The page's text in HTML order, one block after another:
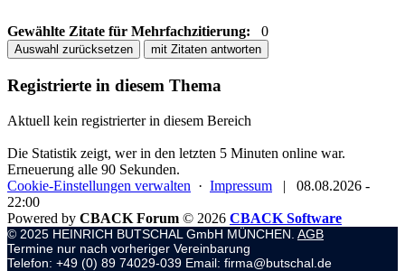
Gewählte Zitate für Mehrfachzitierung: 0
Auswahl zurücksetzen mit Zitaten antworten
Registrierte in diesem Thema
Aktuell kein registrierter in diesem Bereich
Die Statistik zeigt, wer in den letzten 5 Minuten online war.
Erneuerung alle 90 Sekunden.
Cookie-Einstellungen verwalten · Impressum |
08.08.2026 -
22:00
Powered by CBACK Forum © 2026 CBACK Software
© 2025 HEINRICH BUTSCHAL GmbH MÜNCHEN. AGB
Termine nur nach vorheriger Vereinbarung
Telefon: +49 (0) 89 74029-039 Email: firma@butschal.de